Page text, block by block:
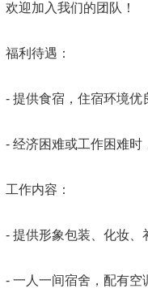
欢迎加入我们的团队！
福利待遇：
- 提供食宿，住宿环境优
- 经济困难或工作困难时
工作内容：
- 提供形象包装、化妆、
- 一人一间宿舍，配有空